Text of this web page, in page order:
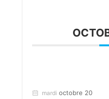
mardi octobre 20